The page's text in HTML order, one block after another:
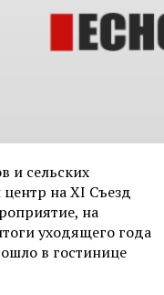
и сельских
центр на XI Съезд
на
уходящего года
в гостинице